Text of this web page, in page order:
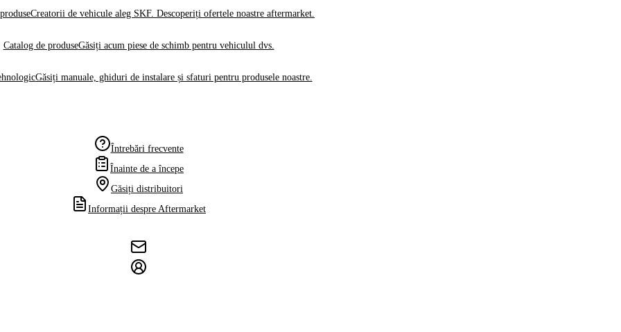
Creatorii de vehicule aleg SKF. Descoperiți ofertele noastre aftermarket.
Catalog de produseGăsiți acum piese de schimb pentru vehiculul dvs.
Găsiți manuale, ghiduri de instalare și sfaturi pentru produsele noastre.
Întrebări frecvente
Înainte de a începe
Găsiți distribuitori
Informații despre Aftermarket